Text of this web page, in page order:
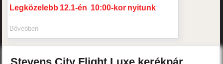
Legközelebb 12.1-én 10:00-kor nyitunk
Bővebben